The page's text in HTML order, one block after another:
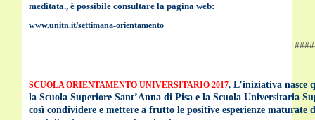
meditata., è possibile consultare la pagina web:
www.unitn.it/settimana-orientamento
SCUOLA ORIENTAMENTO UNIVERSITARIO 2017,L’iniziativa nasce
la Scuola Superiore Sant’Anna di Pisa e la Scuola Universitaria
così condividere e mettere a frutto le positive esperienze maturate